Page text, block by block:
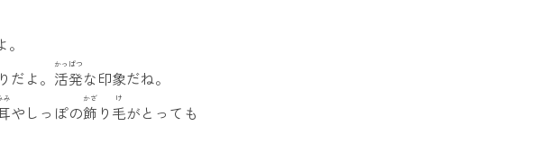
だよ。 活発
かっぱつ
な印象だね。
み
やしっぽの飾
かざ
り 毛
け
がとっても